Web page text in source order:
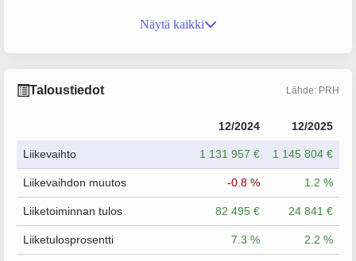
Näytä kaikki
Taloustiedot Lähde: PRH
12/2024 12/2025
Liikevaihto 1 131 957 € 1 145 804 €
Liikevaihdon muutos -0.8 % 1.2 %
Liiketoiminnan tulos 82 495 € 24 841 €
Liiketulosprosentti 7.3 % 2.2 %